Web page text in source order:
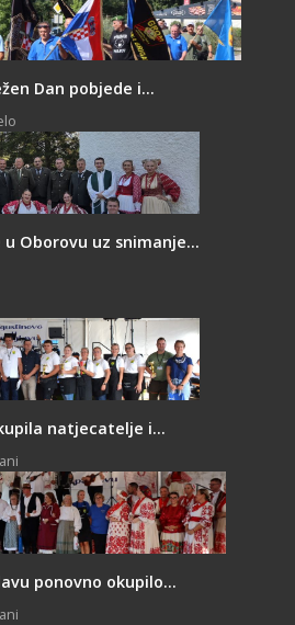
Dan pobjede i...
Oborovu uz snimanje...
natjecatelje i...
ponovno okupilo...